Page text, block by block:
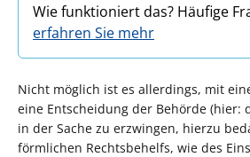
Wie funktioniert das? Häufige
erfahren Sie mehr
Nicht möglich ist es allerdings, mit
eine Entscheidung der Behörde (hier:
in der Sache zu erzwingen, hierzu
förmlichen Rechtsbehelfs, wie des